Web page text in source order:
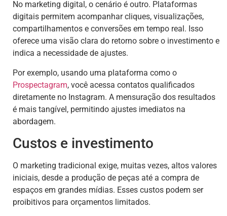
No marketing digital, o cenário é outro. Plataformas
digitais permitem acompanhar cliques, visualizações,
compartilhamentos e conversões em tempo real. Isso
oferece uma visão clara do retorno sobre o investimento e
indica a necessidade de ajustes.
Por exemplo, usando uma plataforma como o
Prospectagram, você acessa contatos qualificados
diretamente no Instagram. A mensuração dos resultados
é mais tangível, permitindo ajustes imediatos na
abordagem.
Custos e investimento
O marketing tradicional exige, muitas vezes, altos valores
iniciais, desde a produção de peças até a compra de
espaços em grandes mídias. Esses custos podem ser
proibitivos para orçamentos limitados.